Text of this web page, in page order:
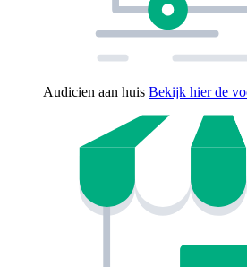
Audicien aan huis Bekijk hier de